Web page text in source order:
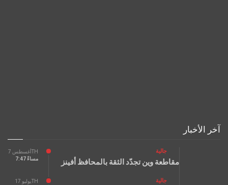
آخر الأخبار
أغسطس 7TH
7:47 مساءً
جالية
مقاطعة وين تجدّد الثقة بالمحافظ أفينز
يوليو 17TH
جالية